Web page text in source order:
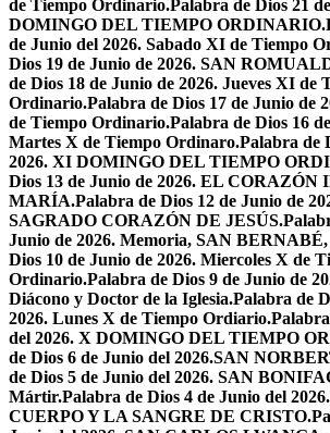
de Tiempo Ordinario.Palabra de Dios 21
DOMINGO DEL TIEMPO ORDINARIO.
de Junio del 2026. Sabado XI de Tiempo
Dios 19 de Junio de 2026. SAN
de Dios 18 de Junio de 2026. Jueves XI de
Ordinario.Palabra de Dios 17 de Junio de
de Tiempo Ordinario.Palabra de Dios 16
Martes X de Tiempo Ordinaro.Palabra de
2026. XI DOMINGO DEL TIEMPO
Dios 13 de Junio de 2026. EL
MARÍA.Palabra de Dios 12 de Junio de
SAGRADO CORAZÓN DE JESÚS.
Junio de 2026. Memoria, SAN
Dios 10 de Junio de 2026. Miercoles X de
Ordinario.Palabra de Dios 9 de Junio de
Diácono y Doctor de la Iglesia.Palabra de
2026. Lunes X de Tiempo Ordiario.
del 2026. X DOMINGO DEL TIEMPO
de Dios 6 de Junio del 2026.SAN
de Dios 5 de Junio del 2026. SAN
Mártir.Palabra de Dios 4 de Junio del
CUERPO Y LA SANGRE DE CRISTO.